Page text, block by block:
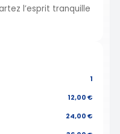
l’esprit tranquille
1
12,00 €
24,00 €